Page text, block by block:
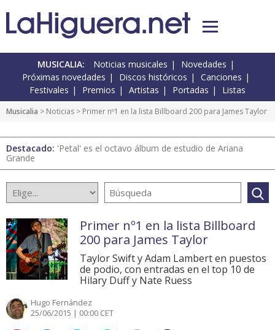
MUSICALIA: Noticias musicales
Novedades
Próximas novedades
Discos históricos
Canciones
Festivales
Premios Artistas Portadas Listas
Musicalia > Noticias > Primer nº1 en la lista Billboard 200 para James Taylor
Destacado: 'Petal' es el octavo álbum de estudio de Ariana
Grande
Primer nº1 en la lista Billboard
200 para James Taylor
Taylor Swift y Adam Lambert en puestos
de podio, con entradas en el top 10 de
Hilary Duff y Nate Ruess
Hugo Fernández
25/06/2015 | 00:00 CET